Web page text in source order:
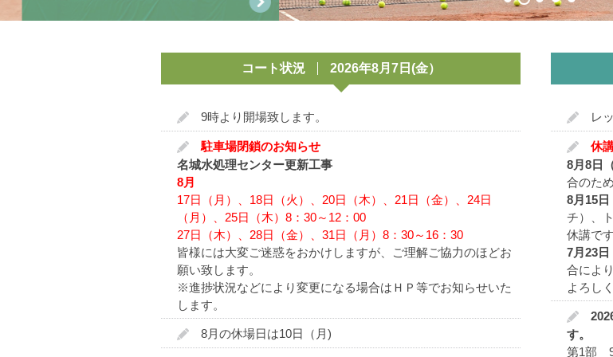
コート状況 2026年8月7日(金）
9時より開場致します。
駐車場閉鎖のお知らせ
名城水処理センター更新工事
8月
17日（月）、18日（火）、20日（木）、21日（金）、24日
（月）、25日（木）8：30～12：00
27日（木）、28日（金）、31日（月）8：30～16：30
皆様には大変ご迷惑をおかけしますが、ご理解ご協力のほどお
願い致します。
※進捗状況などにより変更になる場合はＨＰ等でお知らせいた
します。
8月の休場日は10日（月)
レ
休
8月8日
合のた
8月15日
チ）、
休講です
7月23日
合によ
よろし
す。
第1部
名古屋ローンテニス倶楽部は1911年（明治44年）3月に創立され、本年2014
ルテニスコミュニティ、東京ローンテニスクラブと共に、日本で3本の指に入
当初、名古屋市東区松山町（現・東桜）に1面のコートと10坪のクラブハウス
会員でスタートしました。当時はまだ軟式の時代であり、名古屋における硬
す。この後4度のコート移転がありましたが、創立60年を経過した1971年に
成長しました。1993年には1000名を超え、それ以降も申し込み希望者増加の
ほどでした。しかしその後、大規模なプライベートテニスクラブの設立や競
は自己所有の土地を持っていないという理由で移転問題が浮上し、徐々に会員
今後2014年4月から、当倶楽部は名城庭球場の指定管理者となります。100年
ために情熱とプライドを持ちつつ、社会貢献に力を注いでいきます。新生名